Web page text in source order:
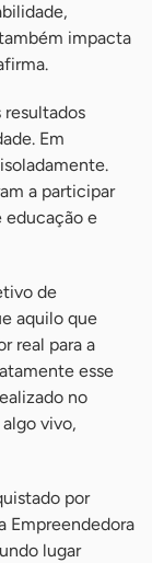
impacta
resultados
Em
a participar
educação e
de
aquilo que
real para a
esse
no
vivo,
por
Empreendedora
lugar